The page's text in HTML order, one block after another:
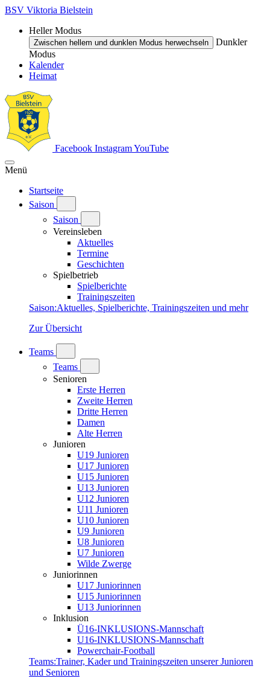
BSV Viktoria Bielstein
Heller Modus
Zwischen hellem und dunklen Modus herwechseln
Dunkler
Modus
Kalender
Heimat
Facebook InstagramYouTube
Menü
Startseite
Saison
Saison
Vereinsleben
Aktuelles
Termine
Geschichten
Spielbetrieb
Spielberichte
Trainingszeiten
Saison:Aktuelles, Spielberichte, Trainingszeiten und mehr
Zur Übersicht
Teams
Teams
Senioren
Erste Herren
Zweite Herren
Dritte Herren
Damen
Alte Herren
Junioren
U19 Junioren
U17 Junioren
U15 Junioren
U13 Junioren
U12 Junioren
U11 Junioren
U10 Junioren
U9 Junioren
U8 Junioren
U7 Junioren
Wilde Zwerge
Juniorinnen
U17 Juniorinnen
U15 Juniorinnen
U13 Juniorinnen
Inklusion
Ü16-INKLUSIONS-Mannschaft
U16-INKLUSIONS-Mannschaft
Powerchair-Football
Teams:Trainer, Kader und Trainingszeiten unserer Junioren
und Senioren